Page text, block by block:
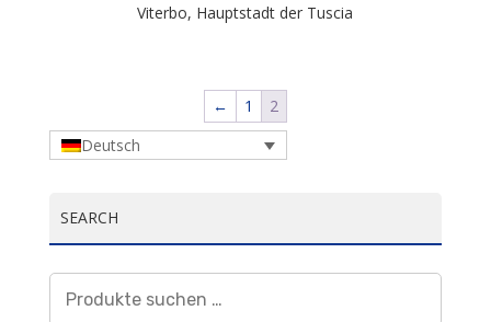
Viterbo, Hauptstadt der Tuscia
← 1
2
Deutsch
SEARCH
nach: